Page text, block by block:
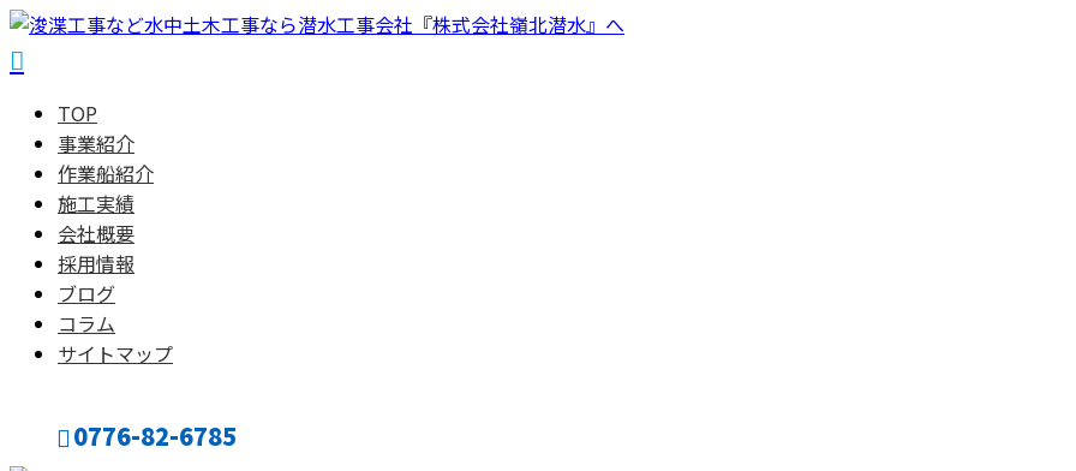
TOP
事業紹介
作業船紹介
施工実績
会社概要
採用情報
ブログ
コラム
サイトマップ
0776-82-6785